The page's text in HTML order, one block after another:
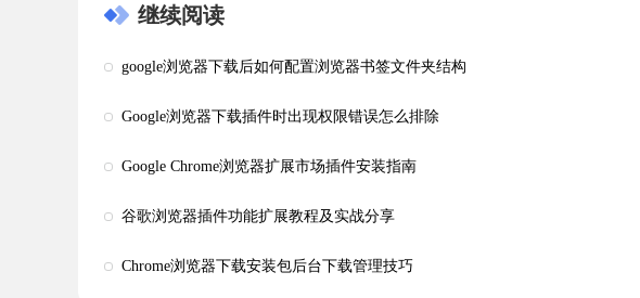
继续阅读
google浏览器下载后如何配置浏览器书签文件夹结构
Google浏览器下载插件时出现权限错误怎么排除
Google Chrome浏览器扩展市场插件安装指南
谷歌浏览器插件功能扩展教程及实战分享
Chrome浏览器下载安装包后台下载管理技巧